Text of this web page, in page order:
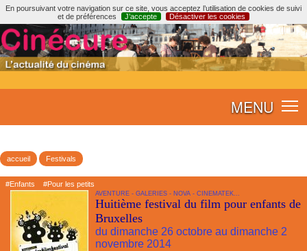
En poursuivant votre navigation sur ce site, vous acceptez l’utilisation de cookies de suivi
et de préférences
J’accepte Désactiver les cookies
MENU
accueil Festivals
#Enfants #Pour les petits
AVENTURE - GALERIES - NOVA - CINEMATEK...
Huitième festival du film pour enfants de
Bruxelles
du dimanche 26 octobre au dimanche 2
novembre 2014